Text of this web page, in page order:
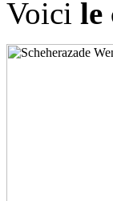
Voici le